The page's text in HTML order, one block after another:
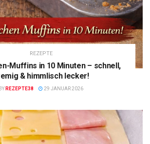
REZEPTE
Muffins in 10 Minuten – schnell,
& himmlisch lecker!
BY REZEPTE38 29 JANUAR 2026